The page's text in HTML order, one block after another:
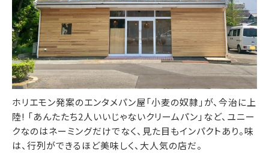
ホリエモン発案のエンタメパン屋「小麦の奴隷」が、今治に上
陸! 「あんたたち2人いいじゃないクリームパン」など、ユニー
クなのはネーミングだけでなく、見た目もインパクトあり。味
は、行列ができるほど美味しく、大人気の店だ。